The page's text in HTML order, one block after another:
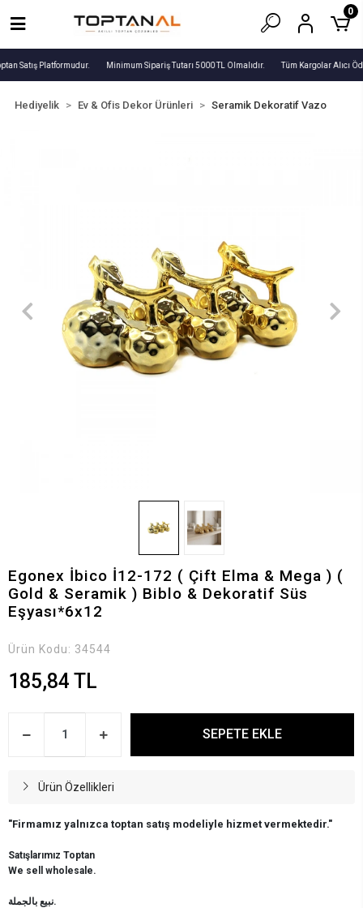
Satış Platformudur. Minimum Sipariş Tutarı 5000 TL Olmalıdır. Tüm Kargolar Alıcı
0
Hediyelik Ev & Ofis Dekor Ürünleri Seramik Dekoratif Vazo
Egonex İbico İ12-172 ( Çift Elma & Mega ) (
Gold & Seramik ) Biblo & Dekoratif Süs
Eşyası*6x12
Ürün Kodu: 34544
185,84 TL
SEPETE EKLE
Ürün Özellikleri
"Firmamız yalnızca toptan satış modeliyle hizmet vermektedir."
Satışlarımız Toptan
We sell wholesale.
نبيع بالجملة.